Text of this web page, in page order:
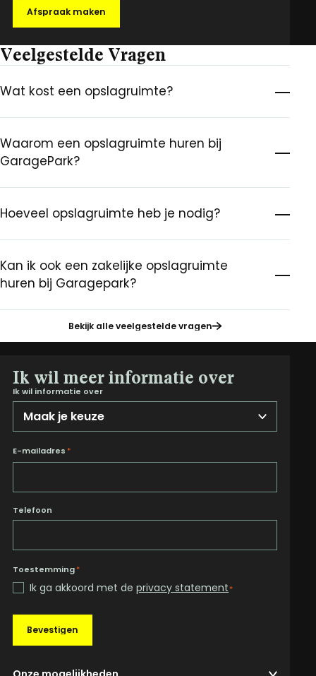
Afspraak maken
Veelgestelde Vragen
Wat kost een opslagruimte?
Waarom een opslagruimte huren bij
GaragePark?
Hoeveel opslagruimte heb je nodig?
Kan ik ook een zakelijke opslagruimte
huren bij Garagepark?
Bekijk alle veelgestelde vragen
Ik wil meer informatie over
Ik wil informatie over
E-mailadres *
Telefoon
Toestemming*
Ik ga akkoord met deprivacy statement*
Bevestigen